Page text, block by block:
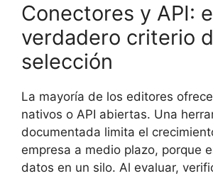
Conectores y API:
verdadero criterio
selección
La mayoría de los editores
nativos o API abiertas. Una
documentada limita el
empresa a medio plazo, porque
datos en un silo. Al evaluar,